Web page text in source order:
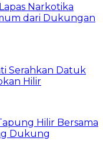
Narkotika
dari Dukungan
Serahkan Datuk
Hilir
Hilir Bersama
Dukung